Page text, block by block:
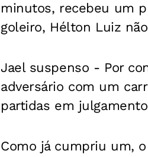
minutos, recebeu um
goleiro, Hélton Luiz
Jael suspenso - Por
adversário com um
partidas em
Como já cumpriu um,